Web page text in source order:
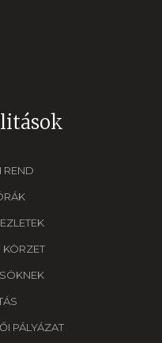
REND
KÖRZET
PÁLYÁZAT